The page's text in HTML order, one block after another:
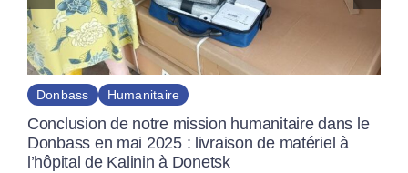
Donbass Humanitaire
Conclusion de notre mission humanitaire dans le
Donbass en mai 2025 : livraison de matériel à
l’hôpital de Kalinin à Donetsk